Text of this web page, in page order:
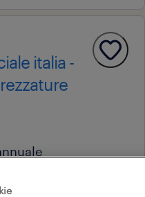
italia -